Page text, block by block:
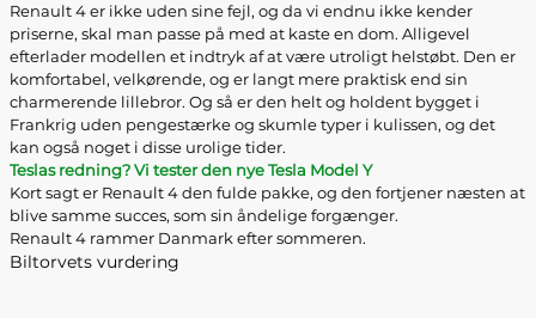
Renault 4 er ikke uden sine fejl, og da vi endnu ikke kender
priserne, skal man passe på med at kaste en dom. Alligevel
efterlader modellen et indtryk af at være utroligt helstøbt. Den er
komfortabel, velkørende, og er langt mere praktisk end sin
charmerende lillebror. Og så er den helt og holdent bygget i
Frankrig uden pengestærke og skumle typer i kulissen, og det
kan også noget i disse urolige tider.
Teslas redning? Vi tester den nye Tesla Model Y
Kort sagt er Renault 4 den fulde pakke, og den fortjener næsten at
blive samme succes, som sin åndelige forgænger.
Renault 4 rammer Danmark efter sommeren.
Biltorvets vurdering